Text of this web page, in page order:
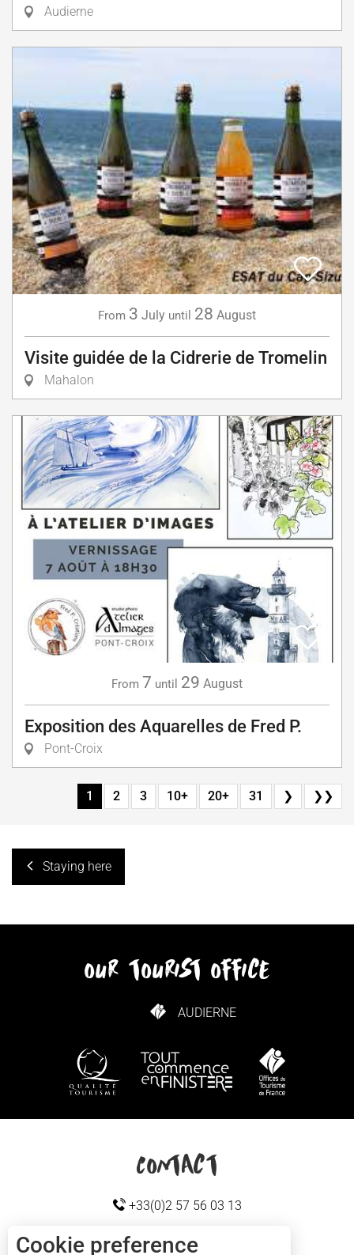
Audierne
From 3 July until 28 August
Visite guidée de la Cidrerie de Tromelin
Mahalon
From 7 until 29 August
Exposition des Aquarelles de Fred P.
Pont-Croix
1 2 3 10+ 20+ 31 ❯ ❯❯
Staying here
our tourist office
AUDIERNE
HOW TO GET HERE
Contact
+33(0)2 57 56 03 13
Cookie preference